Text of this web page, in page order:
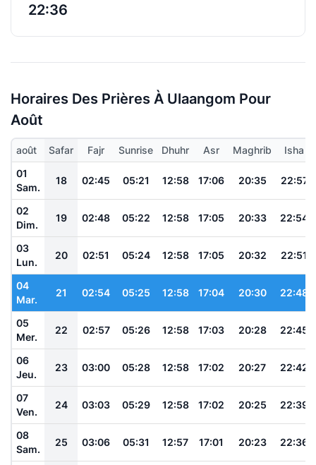
22:36
Horaires Des Prières À Ulaangom Pour
Août
août Safar Fajr Sunrise Dhuhr Asr Maghrib
Isha
01
Sam.
18 02:45 05:21 12:58 17:06 20:35 22:57
02
Dim.
19 02:48 05:22 12:58 17:05 20:33 22:54
03
Lun.
20 02:51 05:24 12:58 17:05 20:32 22:51
04
Mar.
21 02:54 05:25 12:58 17:04 20:30 22:48
05
Mer.
22 02:57 05:26 12:58 17:03 20:28 22:45
06
Jeu.
23 03:00 05:28 12:58 17:02 20:27 22:42
07
Ven.
24 03:03 05:29 12:58 17:02 20:25 22:39
08
Sam.
25 03:06 05:31 12:57 17:01 20:23 22:36